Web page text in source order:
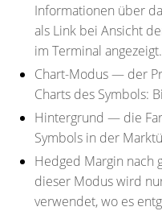
Informationen über
als Link bei Ansicht
im Terminal angezeigt.
Chart-Modus— der
Charts des Symbols:
Hintergrund — die
Symbols in der
Hedged Margin nach
dieser Modus wird
verwendet, wo es